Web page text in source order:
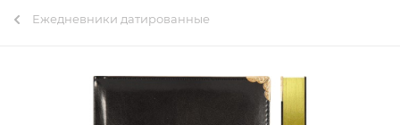
Ежедневники датированные